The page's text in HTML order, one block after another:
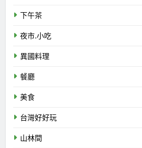
下午茶
夜市.小吃
異國料理
餐廳
美食
台灣好好玩
山林間